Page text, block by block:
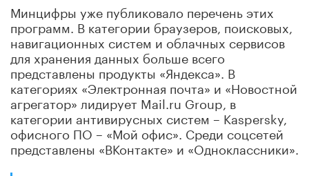
Минцифры уже публиковало перечень этих
программ. В категории браузеров, поисковых,
навигационных систем и облачных сервисов
для хранения данных больше всего
представлены продукты «Яндекса». В
категориях «Электронная почта» и «Новостной
агрегатор» лидирует Mail.ru Group, в
категории антивирусных систем – Kaspersky,
офисного ПО – «Мой офис». Среди соцсетей
представлены «ВКонтакте» и «Одноклассники».